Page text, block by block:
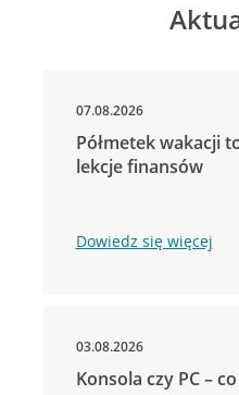
07.08.2026
Półmetek wakacji
lekcje finansów
Dowiedz się więcej
03.08.2026
Konsola czy PC –